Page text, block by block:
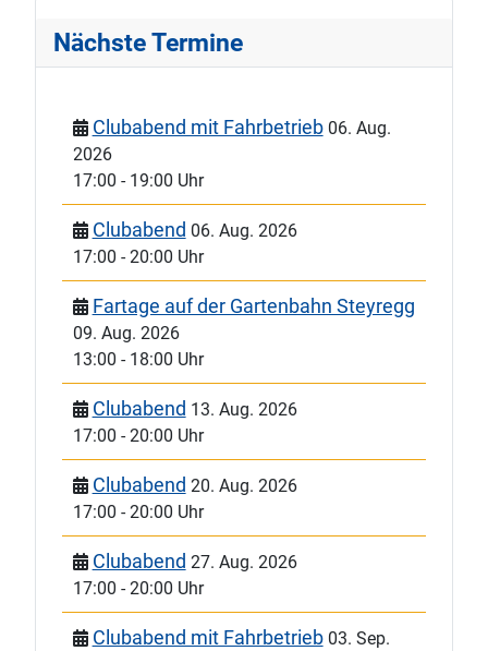
Nächste Termine
Clubabend mit Fahrbetrieb 06. Aug.
2026
17:00 - 19:00 Uhr
Clubabend 06. Aug. 2026
17:00 -20:00 Uhr
Fartage auf der Gartenbahn Steyregg
09. Aug. 2026
13:00 - 18:00 Uhr
Clubabend 13. Aug. 2026
17:00 -20:00 Uhr
Clubabend 20. Aug. 2026
17:00 -20:00 Uhr
Clubabend 27. Aug. 2026
17:00 -20:00 Uhr
Clubabend mit Fahrbetrieb 03. Sep.